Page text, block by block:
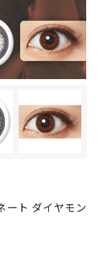
ート ダイヤモン